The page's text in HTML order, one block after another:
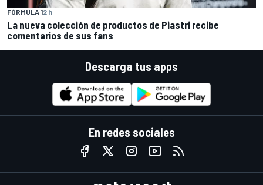
FÓRMULA 12 h
La nueva colección de productos de Piastri recibe
comentarios de sus fans
Descarga tus apps
En redes sociales